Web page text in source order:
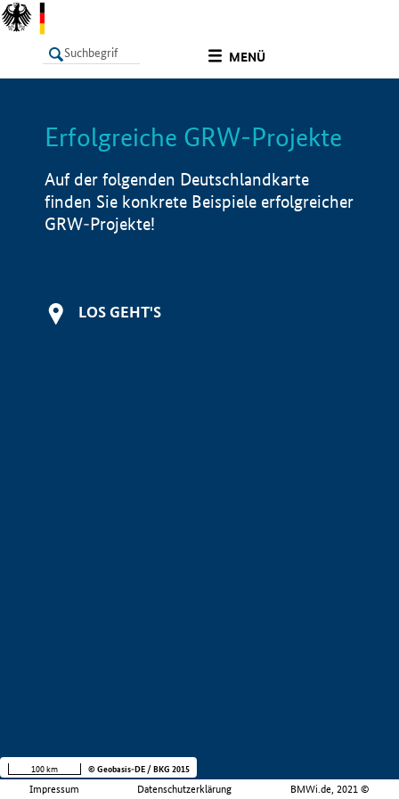
MENÜ
LISTE Info
Erfolgreiche GRW-Projekte
Auf der folgenden Deutschlandkarte
finden Sie konkrete Beispiele erfolgreicher
GRW-Projekte!
LOS GEHT'S
Impressum Datenschutzerklärung BMWi.de, 2021 ©
100 km © Geobasis-DE / BKG 2015